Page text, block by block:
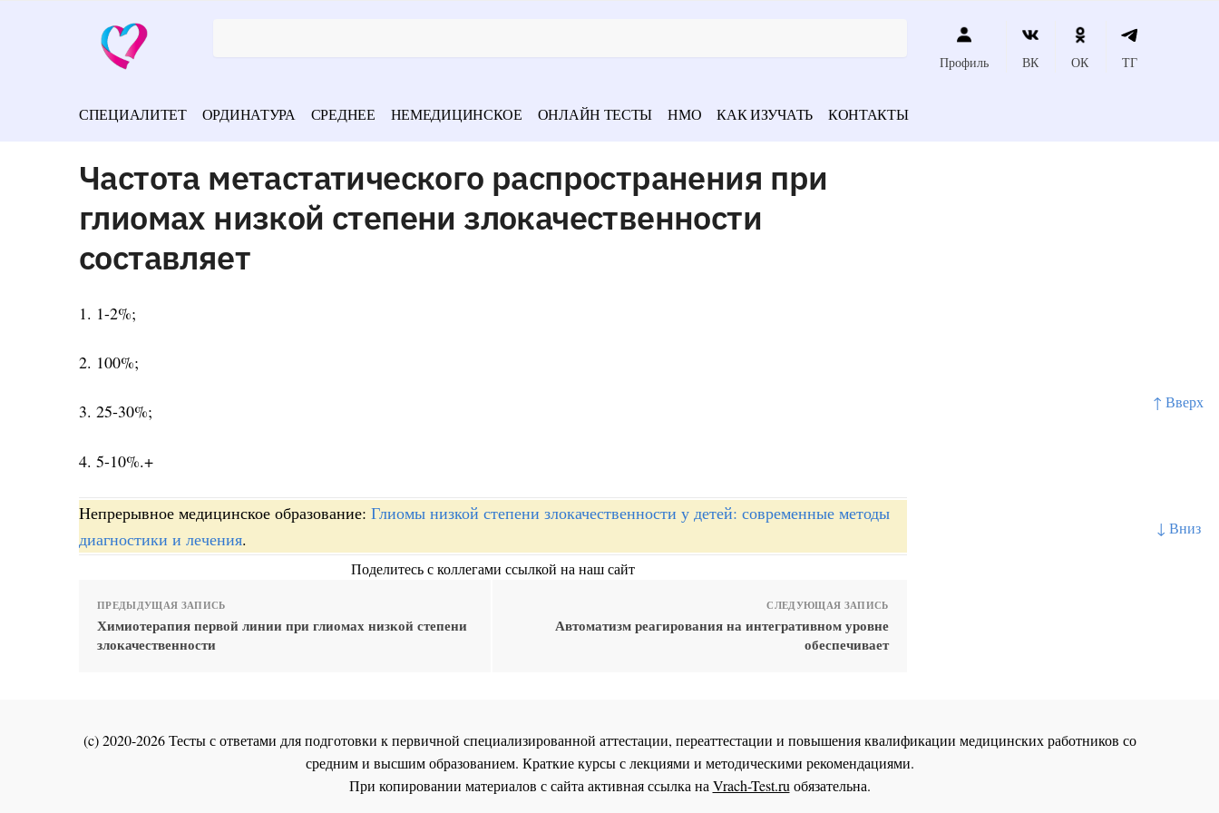
↑ Вверх
↓ Вниз
Профиль ВК ОК ТГ
СПЕЦИАЛИТЕТ ОРДИНАТУРА СРЕДНЕЕ НЕМЕДИЦИНСКОЕ ОНЛАЙН ТЕСТЫ НМО КАК ИЗУЧАТЬ КОНТАКТЫ
Частота метастатического распространения при
глиомах низкой степени злокачественности
составляет
1. 1-2%;
2. 100%;
3. 25-30%;
4. 5-10%.+
Непрерывное медицинское образование: Глиомы низкой степени злокачественности у детей: современные методы
диагностики и лечения.
Поделитесь с коллегами ссылкой на наш сайт
ПРЕДЫДУЩАЯ ЗАПИСЬ
Химиотерапия первой линии при глиомах низкой степени
злокачественности
СЛЕДУЮЩАЯ ЗАПИСЬ
Автоматизм реагирования на интегративном уровне
обеспечивает
(c) 2020-2026 Тесты с ответами для подготовки к первичной специализированной аттестации, переаттестации и повышения квалификации медицинских работников со
средним и высшим образованием. Краткие курсы с лекциями и методическими рекомендациями.
При копировании материалов с сайта активная ссылка наVrach-Test.ruобязательна.